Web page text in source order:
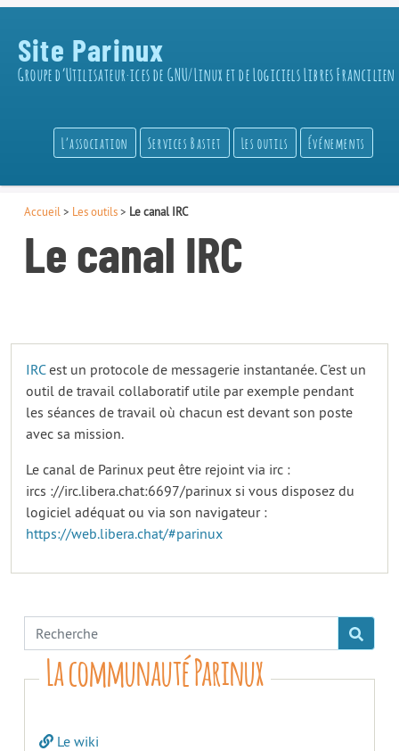
Site Parinux
Groupe d’Utilisateur·ices de GNU/Linux et de Logiciels Libres Francilien
L’association Services Bastet Les outils Événements
Accueil > Les outils> Le canal IRC
Le canal IRC
IRCest un protocole de messagerie instantanée. C’est un
outil de travail collaboratif utile par exemple pendant
les séances de travail où chacun est devant son poste
avec sa mission.
Le canal de Parinux peut être rejoint via irc :
ircs ://irc.libera.chat:6697/parinux si vous disposez du
logiciel adéquat ou via son navigateur :
https://web.libera.chat/#parinux
La communauté Parinux
Le wiki